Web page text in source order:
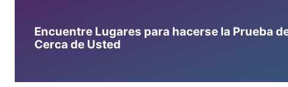
Encuentre Lugares para hacerse la Prueba
Cerca de Usted